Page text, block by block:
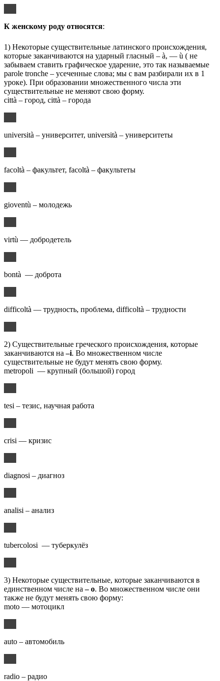
К женскому роду относятся:
1) Некоторые существительные латинского происхождения,
которые заканчиваются на ударный гласный – à, — ù ( не
забываем ставить графическое ударение, это так называемые
parole tronche – усеченные слова; мы с вам разбирали их в 1
уроке). При образовании множественного числа эти
существительные не меняют свою форму.
città – город, città – города
università – университет, università – университеты
facoltà – факультет, facoltà – факультеты
gioventù – молодежь
virtù — добродетель
bontà — доброта
difficoltà — трудность, проблема, difficoltà – трудности
2) Существительные греческого происхождения, которые
заканчиваются на–i. Во множественном числе
существительные не будут менять свою форму.
metropoli — крупный (большой) город
tesi – тезис, научная работа
crisi — кризис
diagnosi – диагноз
analisi – анализ
tubercolosi — туберкулёз
3) Некоторые существительные, которые заканчиваются в
единственном числе на–o. Во множественном числе они
также не будут менять свою форму:
moto — мотоцикл
auto – автомобиль
radio – радио